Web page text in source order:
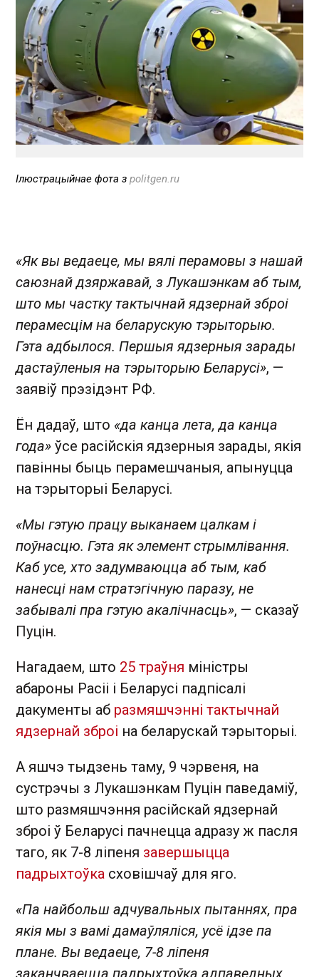
Ілюстрацыйнае фота з politgen.ru
«Як вы ведаеце, мы вялі перамовы з нашай
саюзнай дзяржавай, з Лукашэнкам аб тым,
што мы частку тактычнай ядзернай зброі
перамесцім на беларускую тэрыторыю.
Гэта адбылося. Першыя ядзерныя зарады
дастаўленыя на тэрыторыю Беларусі», —
заявіў прэзідэнт РФ.
Ён дадаў, што «да канца лета, да канца
года» ўсе расійскія ядзерныя зарады, якія
павінны быць перамешчаныя, апынуцца
на тэрыторыі Беларусі.
«Мы гэтую працу выканаем цалкам і
поўнасцю. Гэта як элемент стрымлівання.
Каб усе, хто задумваюцца аб тым, каб
нанесці нам стратэгічную паразу, не
забывалі пра гэтую акалічнасць», — сказаў
Пуцін.
Нагадаем, што 25 траўня міністры
абароны Расіі і Беларусі падпісалі
дакументы аб размяшчэнні тактычнай
ядзернай зброі на беларускай тэрыторыі.
А яшчэ тыдзень таму, 9 чэрвеня, на
сустрэчы з Лукашэнкам Пуцін паведаміў,
што размяшчэння расійскай ядзернай
зброі ў Беларусі пачнецца адразу ж пасля
таго, як 7-8 ліпеня завершыцца
падрыхтоўка сховішчаў для яго.
«Па найбольш адчувальных пытаннях, пра
якія мы з вамі дамаўляліся, усё ідзе па
плане. Вы ведаеце, 7-8 ліпеня
заканчваецца падрыхтоўка адпаведных